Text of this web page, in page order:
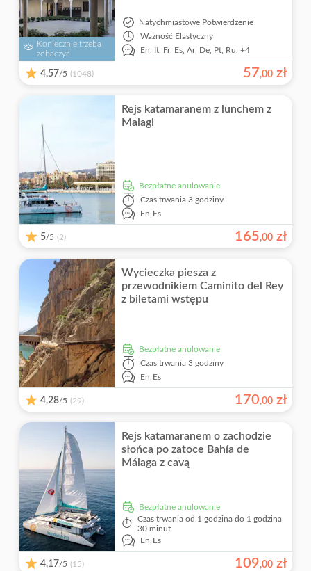
Koniecznie trzeba
zobaczyć
Natychmiastowe Potwierdzenie
Ważność Elastyczny
En, It, Fr, Es,Ar, De, Pt, Ru,+4
4,57/5 (1048) 57,00 zł
Rejs katamaranem z lunchem z
Malagi
Bezpłatne anulowanie
Czas trwania 3 godziny
En,Es
5/5 (2) 165,00 zł
Wycieczka piesza z
przewodnikiem Caminito del Rey
z biletami wstępu
Bezpłatne anulowanie
Czas trwania 3 godziny
En,Es
4,28/5 (29) 170,00 zł
Rejs katamaranem o zachodzie
słońca po zatoce Bahía de
Málaga z cavą
Bezpłatne anulowanie
Czas trwania od 1 godzina do 1 godzina
30 minut
En,Es
4,17/5 (15) 109,00 zł